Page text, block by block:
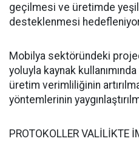
geçilmesi ve üretimde
desteklenmesi
Mobilya sektöründeki
yoluyla kaynak
üretim verimliliğinin
yöntemlerinin
PROTOKOLLER VALİLİKTE